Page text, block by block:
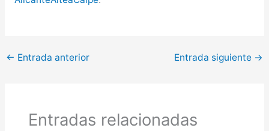
← Entrada anterior Entrada siguiente →
Entradas relacionadas